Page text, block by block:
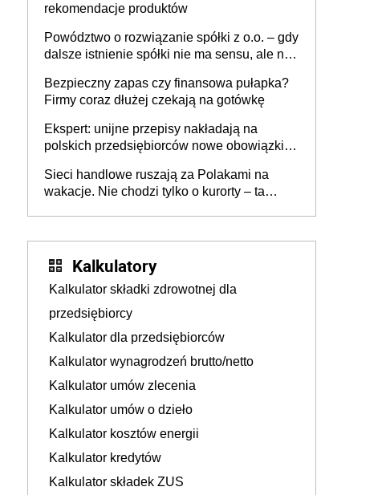
rekomendacje produktów
Powództwo o rozwiązanie spółki z o.o. – gdy
dalsze istnienie spółki nie ma sensu, ale nie
Bezpieczny zapas czy finansowa pułapka?
Firmy coraz dłużej czekają na gotówkę
Ekspert: unijne przepisy nakładają na
polskich przedsiębiorców nowe obowiązki w
Sieci handlowe ruszają za Polakami na
wakacje. Nie chodzi tylko o kurorty – ta
Kalkulatory
Kalkulator składki zdrowotnej dla
przedsiębiorcy
Kalkulator dla przedsiębiorców
Kalkulator wynagrodzeń brutto/netto
Kalkulator umów zlecenia
Kalkulator umów o dzieło
Kalkulator kosztów energii
Kalkulator kredytów
Kalkulator składek ZUS